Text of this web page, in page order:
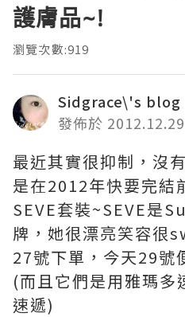
護膚品~!
瀏覽次數:919
Sidgrace\'s blog
發佈於 2012.12.29
最近其實很抑制，沒
是在2012年快要完結
SEVE套裝~SEVE是
牌，她很漂亮笑容很
27號下單，今天29號
(而且它們是用雅瑪多
速遞)